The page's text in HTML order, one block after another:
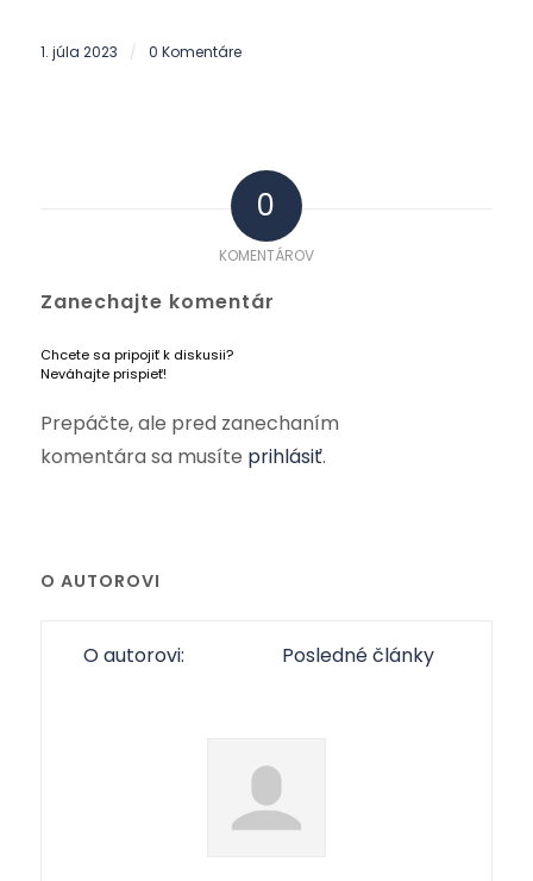
1. júla 2023 / 0 Komentáre
0
KOMENTÁROV
Zanechajte komentár
Chcete sa pripojiť k diskusii?
Neváhajte prispieť!
Prepáčte, ale pred zanechaním
komentára sa musíte prihlásiť.
O AUTOROVI
O autorovi: Posledné články